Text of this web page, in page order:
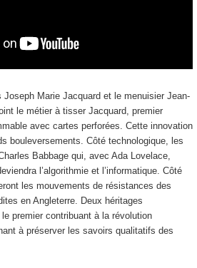
Joseph Marie Jacquard et le menuisier Jean-
le métier à tisser Jacquard, premier
avec cartes perforées. Cette innovation
bouleversements. Côté technologique, les
Babbage qui, avec Ada Lovelace,
l’algorithmie et l’informatique. Côté
les mouvements de résistances des
en Angleterre. Deux héritages
premier contribuant à la révolution
à préserver les savoirs qualitatifs des